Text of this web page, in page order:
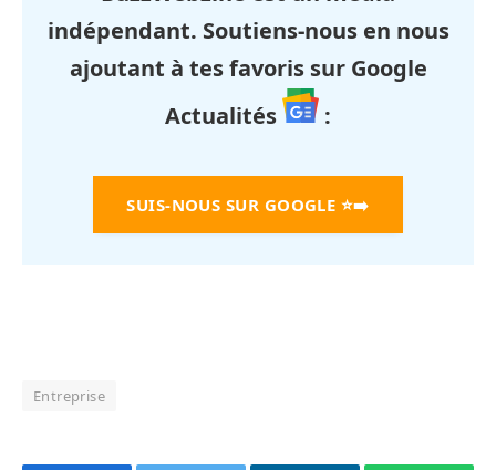
indépendant. Soutiens-nous en nous
ajoutant à tes favoris sur Google
Actualités
:
SUIS-NOUS SUR GOOGLE ⭐➡️
Entreprise